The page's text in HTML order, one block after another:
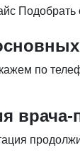
Подобрать
по
врача-